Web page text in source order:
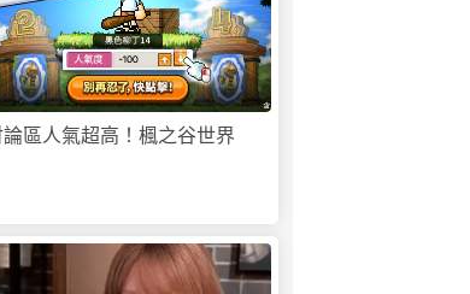
論區人氣超高！楓之谷世界